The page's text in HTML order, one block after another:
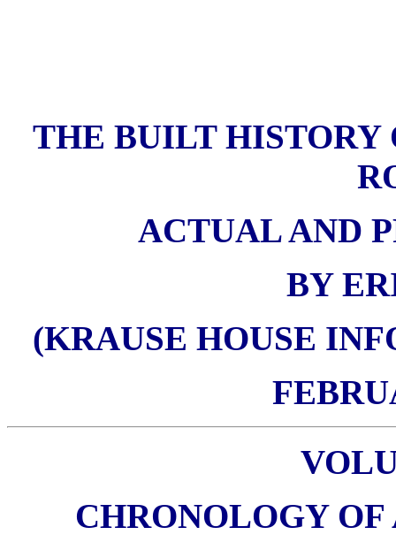
THE BUILT HISTORY
ACTUAL AND
BY
(KRAUSE HOUSE
CHRONOLOGY OF